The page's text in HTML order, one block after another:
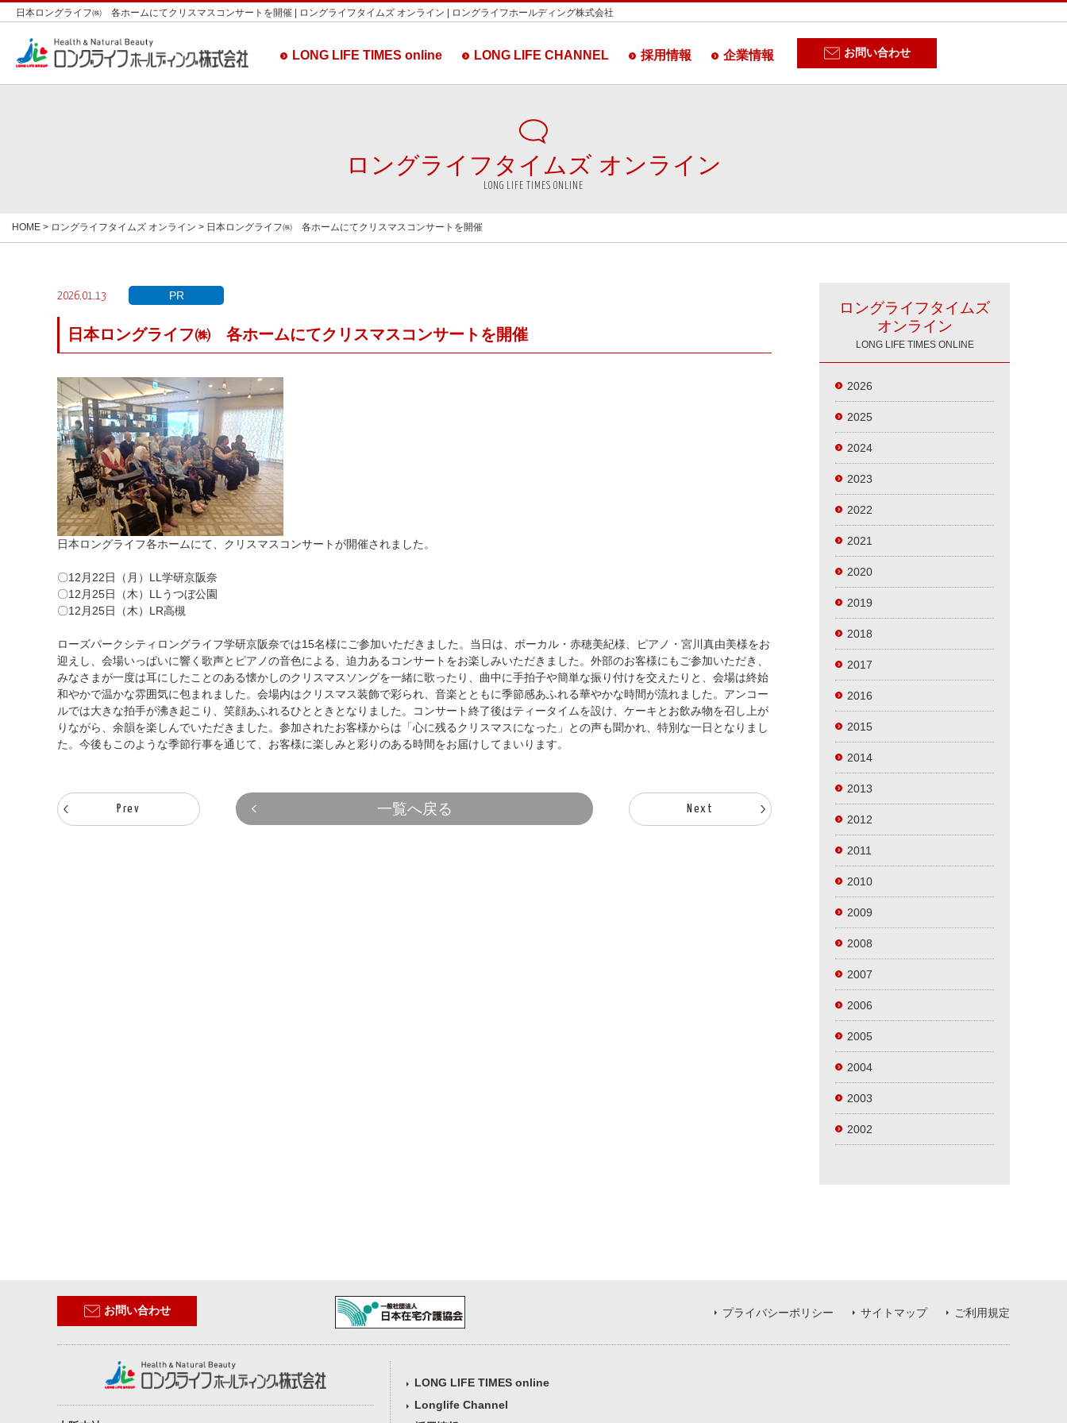
日本ロングライフ㈱ 各ホームにてクリスマスコンサートを開催 | ロングライフタイムズ オンライン | ロングライフホールディング株式会社
LONG LIFE TIMES online LONG LIFE CHANNEL 採用情報 企業情報 お問い合わせ
ロングライフタイムズ オンライン
LONG LIFE TIMES ONLINE
HOME > ロングライフタイムズ オンライン > 日本ロングライフ㈱ 各ホームにてクリスマスコンサートを開催
2026.01.13 PR
日本ロングライフ㈱ 各ホームにてクリスマスコンサートを開催
日本ロングライフ各ホームにて、クリスマスコンサートが開催されました。
〇12月22日（月）LL学研京阪奈
〇12月25日（木）LLうつぼ公園
〇12月25日（木）LR高槻
ローズパークシティロングライフ学研京阪奈では15名様にご参加いただきました。当日は、ボーカル・赤穂美紀様、ピアノ・宮川真由美様をお
迎えし、会場いっぱいに響く歌声とピアノの音色による、迫力あるコンサートをお楽しみいただきました。外部のお客様にもご参加いただき、
みなさまが一度は耳にしたことのある懐かしのクリスマスソングを一緒に歌ったり、曲中に手拍子や簡単な振り付けを交えたりと、会場は終始
和やかで温かな雰囲気に包まれました。会場内はクリスマス装飾で彩られ、音楽とともに季節感あふれる華やかな時間が流れました。アンコー
ルでは大きな拍手が沸き起こり、笑顔あふれるひとときとなりました。コンサート終了後はティータイムを設け、ケーキとお飲み物を召し上が
りながら、余韻を楽しんでいただきました。参加されたお客様からは「心に残るクリスマスになった」との声も聞かれ、特別な一日となりまし
た。今後もこのような季節行事を通じて、お客様に楽しみと彩りのある時間をお届けしてまいります。
Prev 一覧へ戻る Next
ロングライフタイムズ
オンライン
LONG LIFE TIMES ONLINE
2026
2025
2024
2023
2022
2021
2020
2019
2018
2017
2016
2015
2014
2013
2012
2011
2010
2009
2008
2007
2006
2005
2004
2003
2002
お問い合わせ プライバシーポリシー サイトマップ ご利用規定
LONG LIFE TIMES online
Longlife Channel